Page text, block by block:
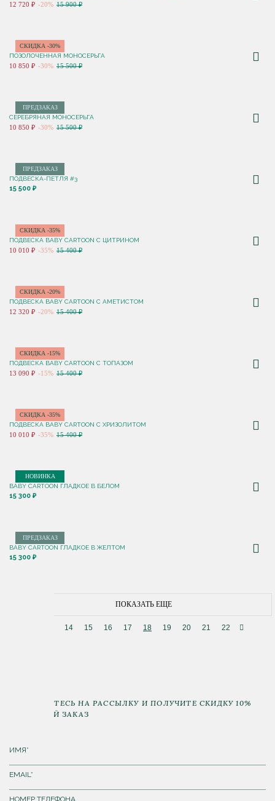
12 720 ₽ -20% 15 900 ₽
СКИДКА -30%
ПОЗОЛОЧЕННАЯ МОНОСЕРЬГА
10 850 ₽ -30% 15 500 ₽
ПРЕДЗАКАЗ
СЕРЕБРЯНАЯ МОНОСЕРЬГА
10 850 ₽ -30% 15 500 ₽
ПРЕДЗАКАЗ
ПОДВЕСКА-ПЕТЛЯ #3
15 500 ₽
СКИДКА -35%
ПОДВЕСКА BABY CARTOON С ЦИТРИНОМ
10 010 ₽ -35% 15 400 ₽
СКИДКА -20%
ПОДВЕСКА BABY CARTOON С АМЕТИСТОМ
12 320 ₽ -20% 15 400 ₽
СКИДКА -15%
ПОДВЕСКА BABY CARTOON С ТОПАЗОМ
13 090 ₽ -15% 15 400 ₽
СКИДКА -35%
ПОДВЕСКА BABY CARTOON С ХРИЗОЛИТОМ
10 010 ₽ -35% 15 400 ₽
НОВИНКА
BABY CARTOON ГЛАДКОЕ В БЕЛОМ
15 300 ₽
ПРЕДЗАКАЗ
BABY CARTOON ГЛАДКОЕ В ЖЕЛТОМ
15 300 ₽
ПОКАЗАТЬ ЕЩЕ
14 15 16 17 18 19 20 21 22
ПОДПИШИТЕСЬ НА РАССЫЛКУ И ПОЛУЧИТЕ СКИДКУ 10%
НА ПЕРВЫЙ ЗАКАЗ